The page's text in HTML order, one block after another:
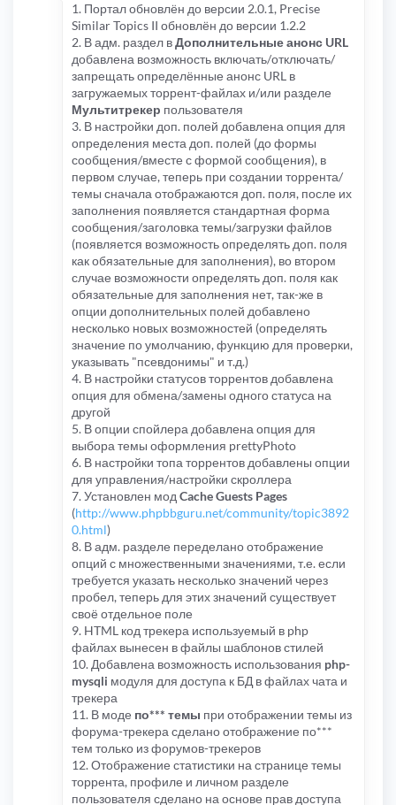
1. Портал обновлён до версии 2.0.1, Precise
Similar Topics II обновлён до версии 1.2.2
2. В адм. раздел вДополнительные анонс URL
добавлена возможность включать/отключать/
запрещать определённые анонс URL в
загружаемых торрент-файлах и/или разделе
Мультитрекер пользователя
3. В настройки доп. полей добавлена опция для
определения места доп. полей (до формы
сообщения/вместе с формой сообщения), в
первом случае, теперь при создании торрента/
темы сначала отображаются доп. поля, после их
заполнения появляется стандартная форма
сообщения/заголовка темы/загрузки файлов
(появляется возможность определять доп. поля
как обязательные для заполнения), во втором
случае возможности определять доп. поля как
обязательные для заполнения нет, так-же в
опции дополнительных полей добавлено
несколько новых возможностей (определять
значение по умолчанию, функцию для проверки,
указывать "псевдонимы" и т.д.)
4. В настройки статусов торрентов добавлена
опция для обмена/замены одного статуса на
другой
5. В опции спойлера добавлена опция для
выбора темы оформления prettyPhoto
6. В настройки топа торрентов добавлены опции
для управления/настройки скроллера
7. Установлен мод Cache Guests Pages
(http://www.phpbbguru.net/community/topic3892
0.html)
8. В адм. разделе переделано отображение
опций с множественными значениями, т.е. если
требуется указать несколько значений через
пробел, теперь для этих значений существует
своё отдельное поле
9. HTML код трекера используемый в php
файлах вынесен в файлы шаблонов стилей
10. Добавлена возможность использования php-
mysqli модуля для доступа к БД в файлах чата и
трекера
11. В моде по*** темы при отображении темы из
форума-трекера сделано отображение по***
тем только из форумов-трекеров
12. Отображение статистики на странице темы
торрента, профиле и личном разделе
пользователя сделано на основе прав доступа